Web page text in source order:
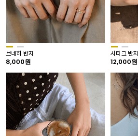
브네하 반지
8,000원
사타크 반지
12,000원